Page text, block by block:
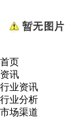
首页
资讯
行业资讯
行业分析
市场渠道